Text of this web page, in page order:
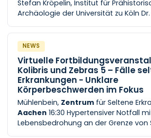
Stefan Kröpelin, Institut für
Archäologie der Universität zu Köln
ZentrumDüsseldorf Ort: [...] Ort:
RWTHAachen
Weitere Informationen entnehmen
Veranstaltungsflyer .
NEWS
Virtuelle
Kolibris und Zebras 5 – Fälle
Erkrankungen - Unklare
Körperbeschwerden im Fokus
Mühlenbein, Zentrum für Seltene
Aachen 16:30 Hypertensiver Notfall
Lebensbedrohung an der Grenze von